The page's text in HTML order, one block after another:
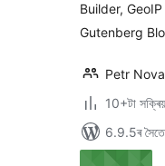
Builder,
Gutenberg
Petr
10+টা
6.9.5ৰ সৈতে